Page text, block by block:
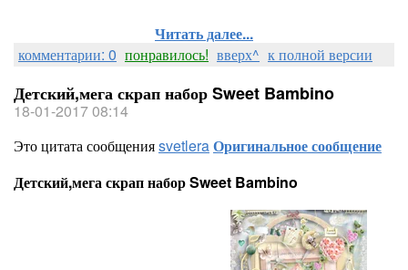
Читать далее...
комментарии: 0 понравилось! вверх^ к полной версии
Детский,мега скрап набор Sweet Bambino
18-01-2017 08:14
Это цитата сообщенияsvetleraОригинальное сообщение
Детский,мега скрап набор Sweet Bambino